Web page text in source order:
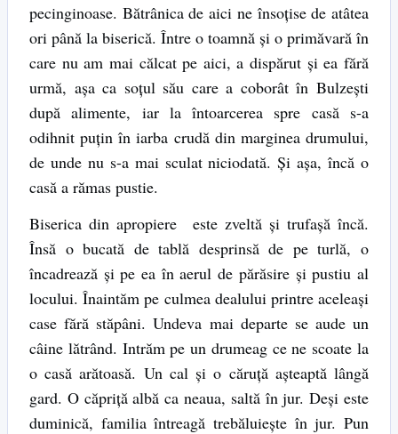
pecinginoase. Bătrânica de aici ne însoţise de atâtea
ori până la biserică. Între o toamnă şi o primăvară în
care nu am mai călcat pe aici, a dispărut şi ea fără
urmă, aşa ca soţul său care a coborât în Bulzeşti
după alimente, iar la întoarcerea spre casă s-a
odihnit puţin în iarba crudă din marginea drumului,
de unde nu s-a mai sculat niciodată. Şi aşa, încă o
casă a rămas pustie.
Biserica din apropiere este zveltă şi trufaşă încă.
Însă o bucată de tablă desprinsă de pe turlă, o
încadrează şi pe ea în aerul de părăsire şi pustiu al
locului. Înaintăm pe culmea dealului printre aceleaşi
case fără stăpâni. Undeva mai departe se aude un
câine lătrând. Intrăm pe un drumeag ce ne scoate la
o casă arătoasă. Un cal şi o căruţă aşteaptă lângă
gard. O căpriţă albă ca neaua, saltă în jur. Deşi este
duminică, familia întreagă trebăluieşte în jur. Pun